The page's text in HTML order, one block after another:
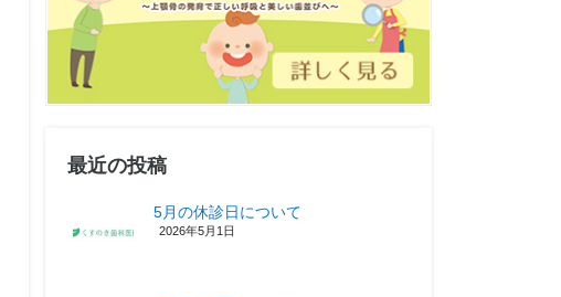
最近の投稿
5月の休診日について
2026年5月1日